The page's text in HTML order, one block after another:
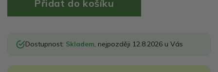
Dostupnost: Skladem, nejpozději 12.8.2026 u Vás